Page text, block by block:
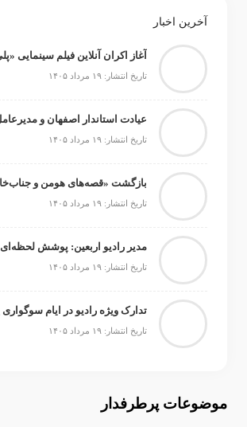
آخرین اخبار
تاریخ انتشار: ۱۹ مرداد ۱۴۰۵
تاریخ انتشار: ۱۹ مرداد ۱۴۰۵
بازگشت «قصه‌های هومن و
تاریخ انتشار: ۱۹ مرداد ۱۴۰۵
تاریخ انتشار: ۱۹ مرداد ۱۴۰۵
تدارک ویژه رادیو در ایام سوگواری
تاریخ انتشار: ۱۹ مرداد ۱۴۰۵
موضوعات پرطرفدار